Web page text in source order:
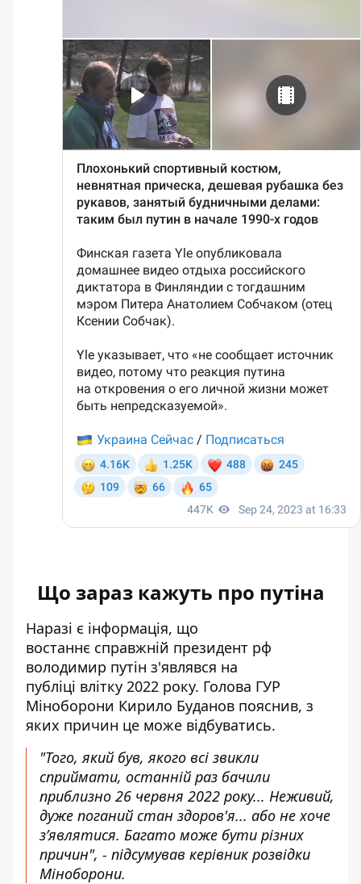
Що зараз кажуть про путіна
Наразі є інформація, що
востаннє справжній президент рф
володимир путін з'являвся на
публіці влітку 2022 року. Голова ГУР
Міноборони Кирило Буданов пояснив, з
яких причин це може відбуватись.
"Того, який був, якого всі звикли
сприймати, останній раз бачили
приблизно 26 червня 2022 року... Неживий,
дуже поганий стан здоров'я... або не хоче
з’являтися. Багато може бути різних
причин", - підсумував керівник розвідки
Міноборони.